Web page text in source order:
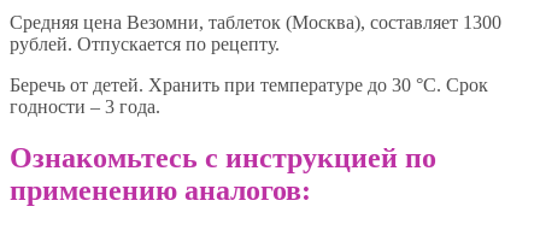
Средняя цена Везомни, таблеток (Москва), составляет 1300
рублей. Отпускается по рецепту.
Беречь от детей. Хранить при температуре до 30 °C. Срок
годности – 3 года.
Ознакомьтесь с инструкцией по
применению аналогов: